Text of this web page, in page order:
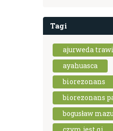
Tagi
ajurweda
ayahuasca
biorezonans
biorezonans
bogusław
czym jest qi